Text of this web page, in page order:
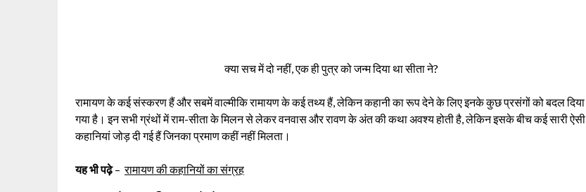
क्या सच में दो नहीं, एक ही पुत्र को जन्म दिया था सीता ने?
रामायण के कई संस्करण हैं और सबमें वाल्मीकि रामायण के कई तथ्य हैं, लेकिन कहानी का रूप देने के लिए इनके कुछ प्रसंगों को बदल दिया
गया है। इन सभी ग्रंथों में राम-सीता के मिलन से लेकर वनवास और रावण के अंत की कथा अवश्य होती है, लेकिन इसके बीच कई सारी ऐसी
कहानियां जोड़ दी गई हैं जिनका प्रमाण कहीं नहीं मिलता।
यह भी पढ़े–रामायण की कहानियों का संग्रह